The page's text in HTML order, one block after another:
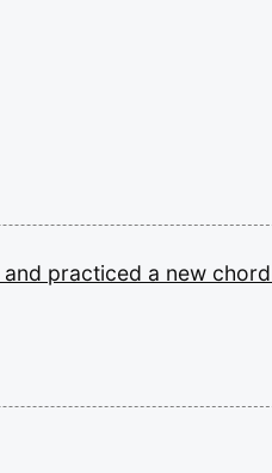
and practiced a new chord